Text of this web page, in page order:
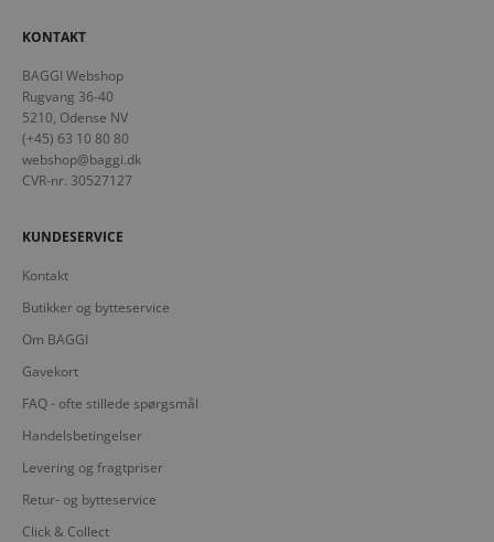
KONTAKT
BAGGI Webshop
Rugvang 36-40
5210, Odense NV
(+45) 63 10 80 80
webshop@baggi.dk
CVR-nr. 30527127
KUNDESERVICE
Kontakt
Butikker og bytteservice
Om BAGGI
Gavekort
FAQ - ofte stillede spørgsmål
Handelsbetingelser
Levering og fragtpriser
Retur- og bytteservice
Click & Collect